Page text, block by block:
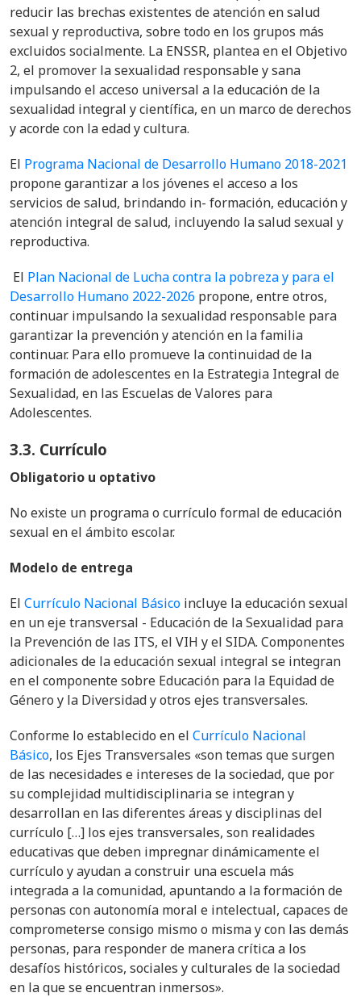
reducir las brechas existentes de atención en salud
sexual y reproductiva, sobre todo en los grupos más
excluidos socialmente. La ENSSR, plantea en el Objetivo
2, el promover la sexualidad responsable y sana
impulsando el acceso universal a la educación de la
sexualidad integral y científica, en un marco de derechos
y acorde con la edad y cultura.
El Programa Nacional de Desarrollo Humano 2018-2021
proponegarantizar a los jóvenes el acceso a los
servicios de salud, brindando in- formación, educación y
atención integral de salud, incluyendo la salud sexual y
reproductiva.
El Plan Nacional de Lucha contra la pobreza y para el
Desarrollo Humano 2022-2026 propone, entre otros,
continuar impulsando la sexualidad responsable para
garantizar la prevención y atención en la familia
continuar. Para ello promueve la continuidad de la
formación de adolescentes en la Estrategia Integral de
Sexualidad, en las Escuelas de Valores para
Adolescentes.
3.3. Currículo
Obligatorio u optativo
No existe un programa o currículo formal de educación
sexual en el ámbito escolar.
Modelo de entrega
El Currículo Nacional Básico incluye la educación sexual
en un eje transversal - Educación de la Sexualidad para
la Prevención de las ITS, el VIH y el SIDA. Componentes
adicionales de la educación sexual integral se integran
en el componente sobre Educación para la Equidad de
Género y la Diversidad y otros ejes transversales.
Conforme lo establecido en el Currículo Nacional
Básico, los Ejes Transversales «son temas que surgen
de las necesidades e intereses de la sociedad, que por
su complejidad multidisciplinaria se integran y
desarrollan en las diferentes áreas y disciplinas del
currículo […] los ejes transversales, son realidades
educativas que deben impregnar dinámicamente el
currículo y ayudan a construir una escuela más
integrada a la comunidad, apuntando a la formación de
personas con autonomía moral e intelectual, capaces de
comprometerse consigo mismo o misma y con las demás
personas, para responder de manera crítica a los
desafíos históricos, sociales y culturales de la sociedad
en la que se encuentran inmersos».